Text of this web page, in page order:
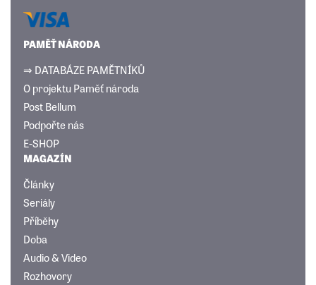
PAMĚŤ NÁRODA
⇒ DATABÁZE PAMĚTNÍKŮ
O projektu Paměť národa
Post Bellum
Podpořte nás
E-SHOP
MAGAZÍN
Články
Seriály
Příběhy
Doba
Audio & Video
Rozhovory